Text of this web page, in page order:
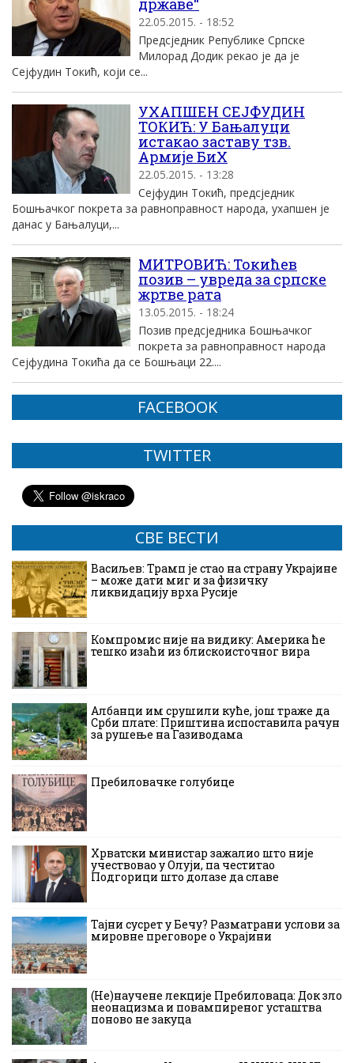
државе“
22.05.2015. - 18:52
Предсједник Републике Српске
Милорад Додик рекао је да је
Сејфудин Токић, који се...
УХАПШЕН СЕЈФУДИН
ТОКИЋ: У Бањалуци
истакао заставу тзв.
Армије БиХ
22.05.2015. - 13:28
Сејфудин Токић, предсједник
Бошњачког покрета за равноправност народа, ухапшен је
данас у Бањалуци,...
МИТРОВИЋ: Токићев
позив – увреда за српске
жртве рата
13.05.2015. - 18:24
Позив предсједника Бошњачког
покрета за равноправност народа
Сејфудина Токића да се Бошњаци 22....
FACEBOOK
TWITTER
СВЕ ВЕСТИ
Васиљев: Трамп је стао на страну Украјине
– може дати миг и за физичку
ликвидацију врха Русије
Компромис није на видику: Америка ће
тешко изаћи из блискоисточног вира
Албанци им срушили куће, још траже да
Срби плате: Приштина испоставила рачун
за рушење на Газиводама
Пребиловачке голубице
Хрватски министар зажалио што није
учествовао у Олуји, па честитао
Подгорици што долазе да славе
Тајни сусрет у Бечу? Разматрани услови за
мировне преговоре о Украјини
(Не)научене лекције Пребиловаца: Док зло
неонацизма и повампиреног усташтва
поново не закуца